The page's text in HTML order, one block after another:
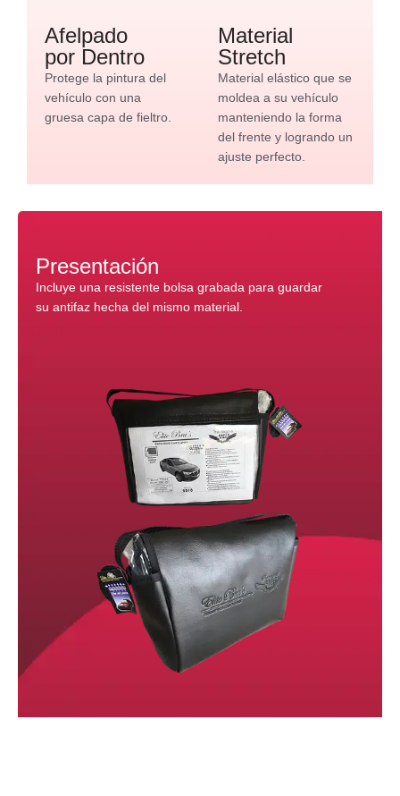
Afelpado
por Dentro
Protege la pintura del
vehículo con una
gruesa capa de fieltro.
Material
Stretch
Material elástico que se
moldea a su vehículo
manteniendo la forma
del frente y logrando un
ajuste perfecto.
Presentación
Incluye una resistente bolsa grabada para guardar
su antifaz hecha del mismo material.